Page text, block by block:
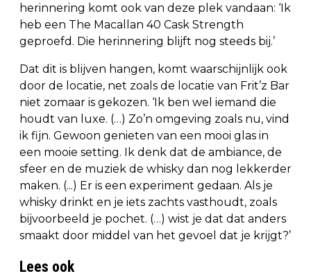
herinnering komt ook van deze plek vandaan: ‘Ik
heb een The Macallan 40 Cask Strength
geproefd. Die herinnering blijft nog steeds bij.’
Dat dit is blijven hangen, komt waarschijnlijk ook
door de locatie, net zoals de locatie van Frit’z Bar
niet zomaar is gekozen. ‘Ik ben wel iemand die
houdt van luxe. (…) Zo’n omgeving zoals nu, vind
ik fijn. Gewoon genieten van een mooi glas in
een mooie setting. Ik denk dat de ambiance, de
sfeer en de muziek de whisky dan nog lekkerder
maken. (...) Er is een experiment gedaan. Als je
whisky drinkt en je iets zachts vasthoudt, zoals
bijvoorbeeld je pochet. (…) wist je dat dat anders
smaakt door middel van het gevoel dat je krijgt?’
Lees ook